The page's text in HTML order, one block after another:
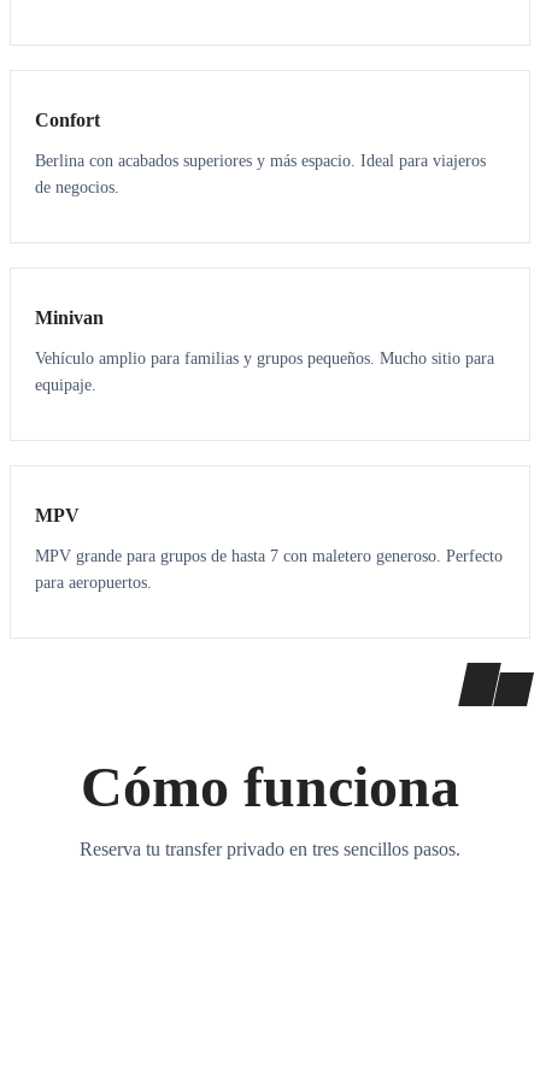
3 3
Confort
Berlina con acabados superiores y más espacio. Ideal para viajeros
de negocios.
6 5
Minivan
Vehículo amplio para familias y grupos pequeños. Mucho sitio para
equipaje.
7 7
MPV
MPV grande para grupos de hasta 7 con maletero generoso. Perfecto
para aeropuertos.
Cómo funciona
Reserva tu transfer privado en tres sencillos pasos.